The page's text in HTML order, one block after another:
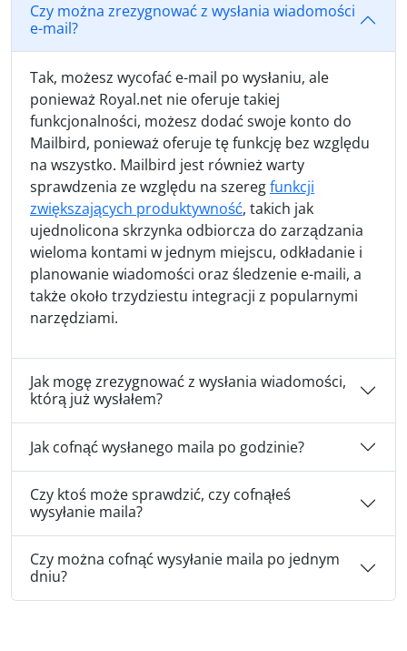
Czy można zrezygnować z wysłania wiadomości
e-mail?
Tak, możesz wycofać e-mail po wysłaniu, ale
ponieważ Royal.net nie oferuje takiej
funkcjonalności, możesz dodać swoje konto do
Mailbird, ponieważ oferuje tę funkcję bez względu
na wszystko. Mailbird jest również warty
sprawdzenia ze względu na szeregfunkcji
zwiększających produktywność, takich jak
ujednolicona skrzynka odbiorcza do zarządzania
wieloma kontami w jednym miejscu, odkładanie i
planowanie wiadomości oraz śledzenie e-maili, a
także około trzydziestu integracji z popularnymi
narzędziami.
Jak mogę zrezygnować z wysłania wiadomości,
którą już wysłałem?
Jak cofnąć wysłanego maila po godzinie?
Czy ktoś może sprawdzić, czy cofnąłeś
wysyłanie maila?
Czy można cofnąć wysyłanie maila po jednym
dniu?